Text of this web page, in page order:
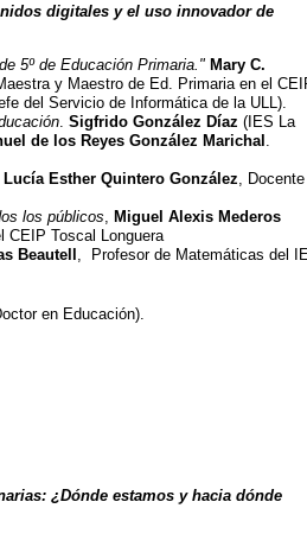
digitales y el uso innovador de
5º de Educación Primaria." Mary C.
y Maestro de Ed. Primaria en el
del Servicio de Informática de la ULL).
Sigfrido González Díaz (IES La
de los Reyes González Marichal
Lucía Esther Quintero González ,
los públicos Miguel Alexis Mederos
CEIP Toscal Longuera
Beautell , Profesor de Matemáticas del
en Educación).
¿Dónde estamos y hacia dónde